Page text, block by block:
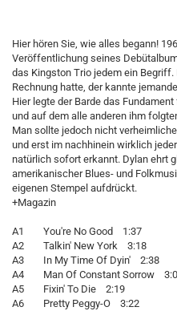
Hier hören Sie, wie alles begann!
Veröffentlichung seines
das Kingston Trio jedem ein
Rechnung hatte, der kannte
Hier legte der Barde das
und auf dem alle anderen ihm
Man sollte jedoch nicht
und erst im nachhinein wirklich
natürlich sofort erkannt. Dylan ehrt
amerikanischer Blues- und
eigenen Stempel aufdrückt.
+Magazin
A1 You're No Good 1:37
A2 Talkin' New York 3:18
A3 In My Time Of Dyin' 2:38
A4 Man Of Constant Sorrow
A5 Fixin' To Die 2:19
A6 Pretty Peggy-O 3:22